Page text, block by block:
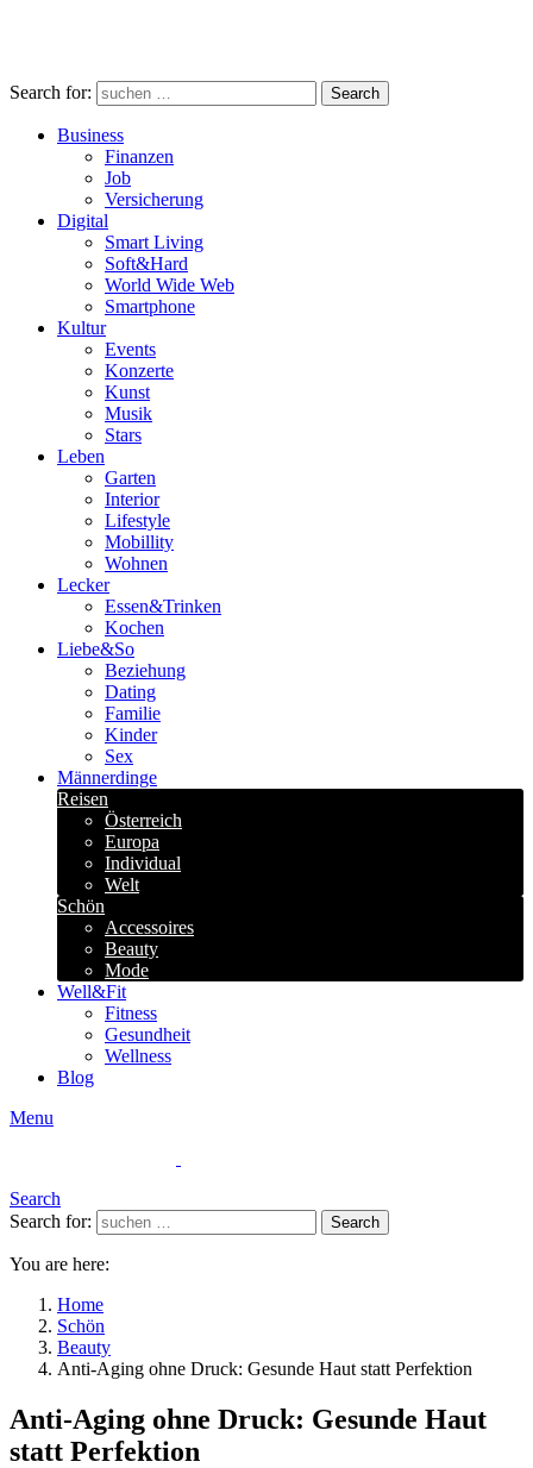
Search for: Search
Business
Finanzen
Job
Versicherung
Digital
Smart Living
Soft&Hard
World Wide Web
Smartphone
Kultur
Events
Konzerte
Kunst
Musik
Stars
Leben
Garten
Interior
Lifestyle
Mobillity
Wohnen
Lecker
Essen&Trinken
Kochen
Liebe&So
Beziehung
Dating
Familie
Kinder
Sex
Männerdinge
Reisen
Österreich
Europa
Individual
Welt
Schön
Accessoires
Beauty
Mode
Well&Fit
Fitness
Gesundheit
Wellness
Blog
Menu
Search
Search for:
Search
You are here:
Home
Schön
Beauty
Anti-Aging ohne Druck: Gesunde Haut statt Perfektion
Anti-Aging ohne Druck: Gesunde Haut
statt Perfektion